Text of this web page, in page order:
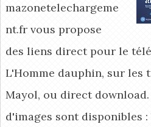
mazonetelechargeme
nt.fr vous propose
des liens direct pour le
L'Homme dauphin, sur les
Mayol, ou direct
d'images sont disponibles :